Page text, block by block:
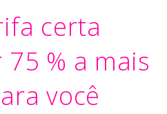
certa
% a mais
você